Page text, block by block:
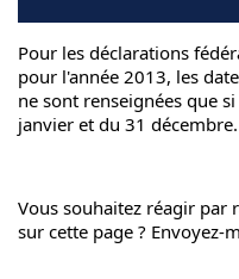
Pour les déclarations
pour l'année 2013, les
ne sont renseignées que
janvier et du 31 décembre.
Vous souhaitez réagir
sur cette page ? Envoyez-